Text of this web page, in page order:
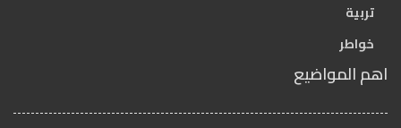
تربية
خواطر
اهم المواضيع